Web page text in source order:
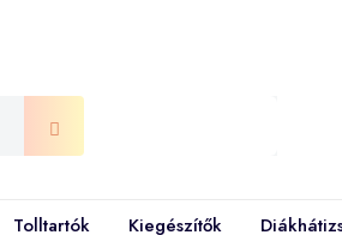
Tolltartók Kiegészítők